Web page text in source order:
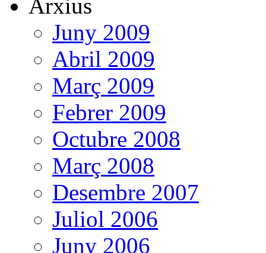
Arxius
Juny 2009
Abril 2009
Març 2009
Febrer 2009
Octubre 2008
Març 2008
Desembre 2007
Juliol 2006
Juny 2006